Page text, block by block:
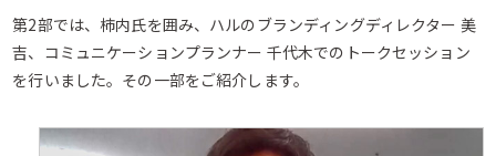
第2部では、柿内氏を囲み、ハルのブランディングディレクター 美
吉、コミュニケーションプランナー 千代木でのトークセッション
を行いました。その一部をご紹介します。